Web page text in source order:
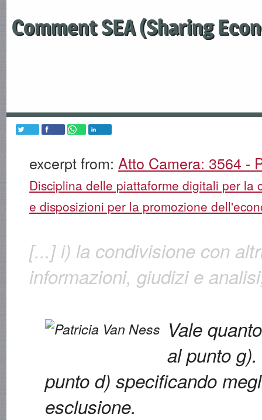
Comment SEA (Sharing
excerpt from: Atto Camera: 3564 -
Disciplina delle piattaforme digitali per la
e disposizioni per la promozione
[...] i) la condivisione con
informazioni, giudizi e
Vale
al punto
punto d) specificando
esclusione.